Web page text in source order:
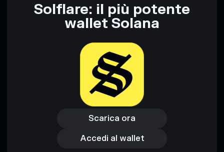
Solflare: il più potente
wallet Solana
Scarica ora
Scarica ora
Accedi al wallet
Accedi al wallet